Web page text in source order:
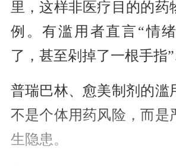
里，这样非医疗目的的药
例。有滥用者直言“情
了，甚至剁掉了一根手
普瑞巴林、愈美制剂的滥
不是个体用药风险，而是
生隐患。